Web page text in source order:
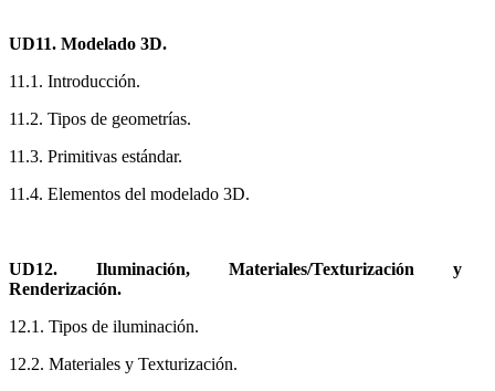
UD11. Modelado 3D.
11.1. Introducción.
11.2. Tipos de geometrías.
11.3. Primitivas estándar.
11.4. Elementos del modelado 3D.
UD12. Iluminación, Materiales/Texturización y
Renderización.
12.1. Tipos de iluminación.
12.2. Materiales y Texturización.